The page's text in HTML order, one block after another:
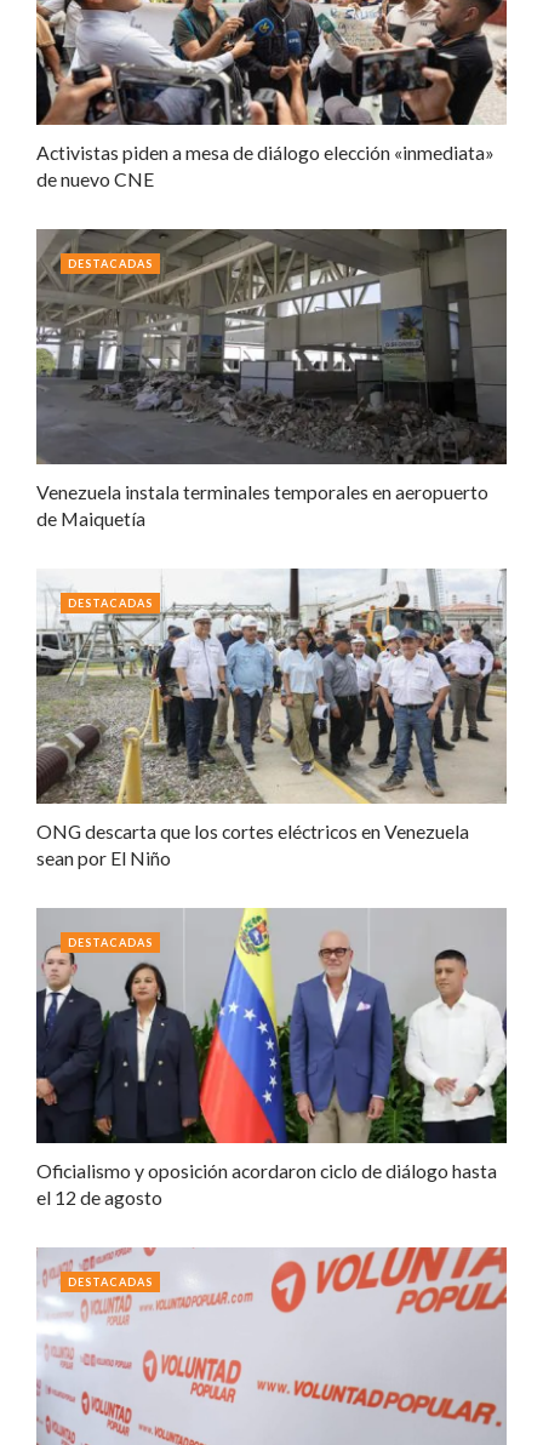
Activistas piden a mesa de diálogo elección «inmediata»
de nuevo CNE
Venezuela instala terminales temporales en aeropuerto
de Maiquetía
DESTACADAS
ONG descarta que los cortes eléctricos en Venezuela
sean por El Niño
DESTACADAS
Oficialismo y oposición acordaron ciclo de diálogo hasta
el 12 de agosto
DESTACADAS
DESTACADAS